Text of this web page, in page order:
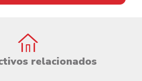
relacionados